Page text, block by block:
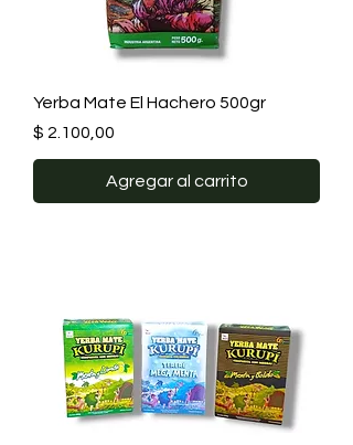
Yerba Mate El Hachero 500gr
Precio
$ 2.100,00
Agregar al carrito